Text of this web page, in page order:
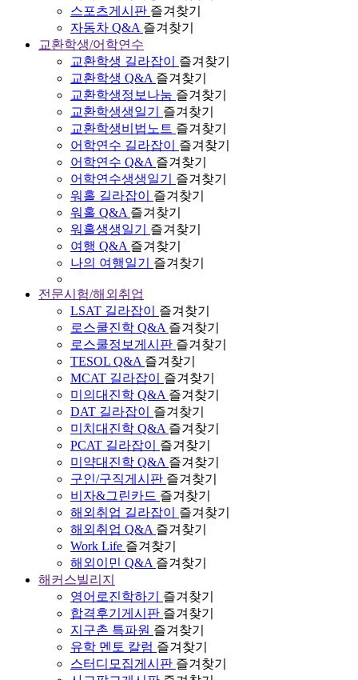
스포츠게시판 즐겨찾기
자동차 Q&A 즐겨찾기
교환학생/어학연수
교환학생 길라잡이
즐겨찾기
교환학생 Q&A 즐겨찾기
교환학생정보나눔 즐겨찾기
교환학생생일기
즐겨찾기
교환학생비법노트 즐겨찾기
어학연수 길라잡이
즐겨찾기
어학연수 Q&A 즐겨찾기
어학연수생생일기
즐겨찾기
워홀 길라잡이
즐겨찾기
워홀 Q&A 즐겨찾기
워홀생생일기
즐겨찾기
여행 Q&A 즐겨찾기
나의 여행일기
즐겨찾기
전문시험/해외취업
LSAT 길라잡이
즐겨찾기
로스쿨진학 Q&A 즐겨찾기
로스쿨정보게시판 즐겨찾기
TESOL Q&A 즐겨찾기
MCAT 길라잡이
즐겨찾기
미의대진학 Q&A 즐겨찾기
DAT 길라잡이
즐겨찾기
미치대진학 Q&A 즐겨찾기
PCAT 길라잡이
즐겨찾기
미약대진학 Q&A 즐겨찾기
구인/구직게시판 즐겨찾기
비자&그린카드 즐겨찾기
해외취업 길라잡이
즐겨찾기
해외취업 Q&A 즐겨찾기
Work Life 즐겨찾기
해외이민 Q&A 즐겨찾기
해커스빌리지
영어로진학하기
즐겨찾기
합격후기게시판 즐겨찾기
지구촌 특파원 즐겨찾기
유학 멘토 칼럼 즐겨찾기
스터디모집게시판 즐겨찾기